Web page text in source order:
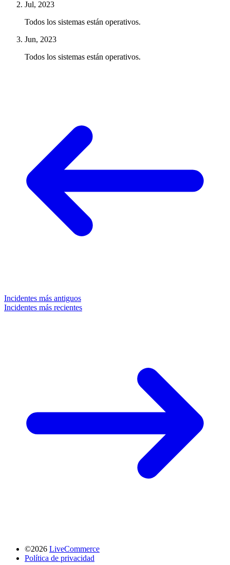
Jul, 2023
Todos los sistemas están operativos.
Jun, 2023
Todos los sistemas están operativos.
Incidentes más antiguos
Incidentes más recientes
©2026 LiveCommerce
Política de privacidad